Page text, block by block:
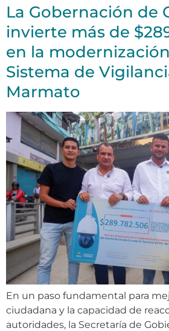
La Gobernación de
invierte más de
en la
Sistema de
Marmato
En un paso fundamental para
ciudadana y la capacidad de
autoridades, la Secretaría de